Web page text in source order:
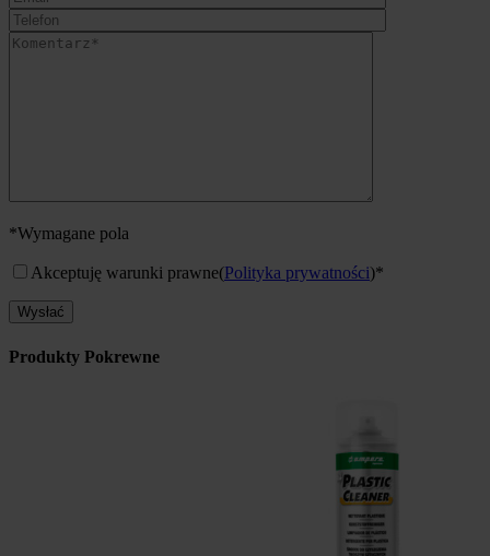
*Wymagane pola
Akceptuję warunki prawne(Polityka prywatności)*
Produkty Pokrewne